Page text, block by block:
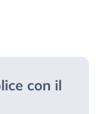
con il